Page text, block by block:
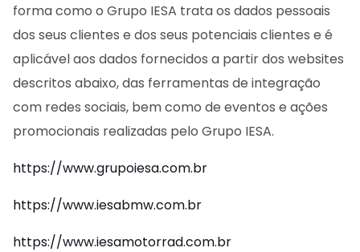
forma como o Grupo IESA trata os dados pessoais
dos seus clientes e dos seus potenciais clientes e é
aplicável aos dados fornecidos a partir dos websites
descritos abaixo, das ferramentas de integração
com redes sociais, bem como de eventos e ações
promocionais realizadas pelo Grupo IESA.
https://www.grupoiesa.com.br
https://www.iesabmw.com.br
https://www.iesamotorrad.com.br